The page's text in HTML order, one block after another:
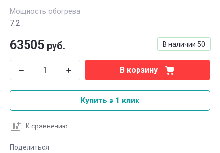
Мощность обогрева
7.2
В наличии 50
63505 руб.
В корзину
Купить в 1 клик
К сравнению
Поделиться